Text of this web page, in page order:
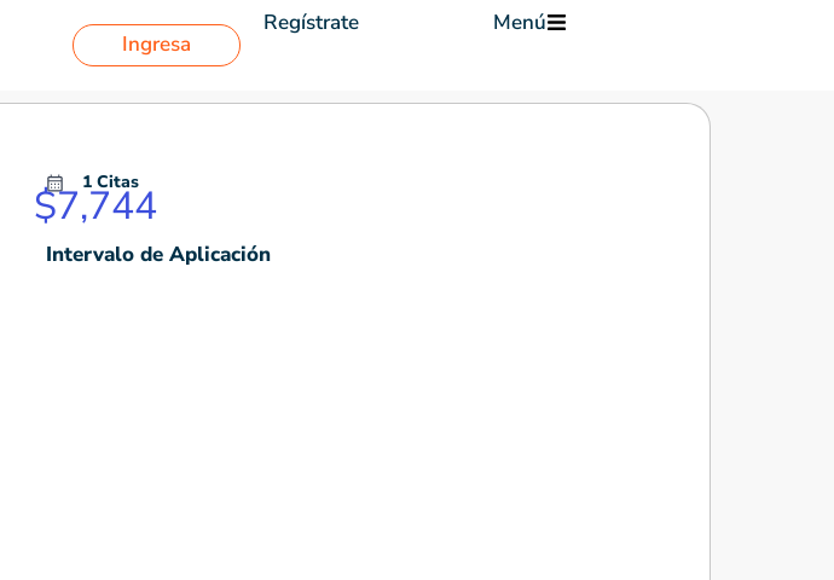
Ingresa
Regístrate Menú
1 Citas
$7,744
Intervalo de Aplicación